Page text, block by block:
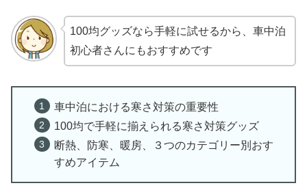
100均グッズなら手軽に試せるから、車中泊
初心者さんにもおすすめです
車中泊における寒さ対策の重要性
100均で手軽に揃えられる寒さ対策グッズ
断熱、防寒、暖房、３つのカテゴリー別おす
すめアイテム